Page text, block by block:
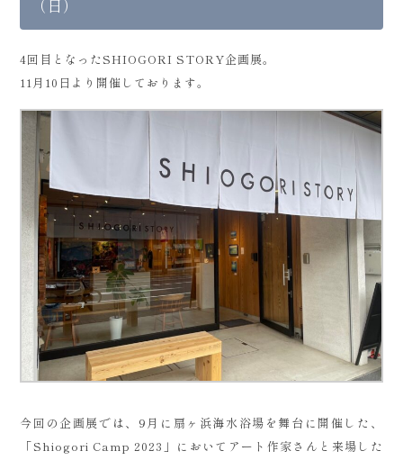
（日）
4回目となったSHIOGORI STORY企画展。
11月10日より開催しております。
今回の企画展では、9月に扇ヶ浜海水浴場を舞台に開催した、
「Shiogori Camp 2023」においてアート作家さんと来場した